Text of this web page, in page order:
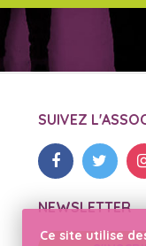
SUIVEZ
NEWSLETTER
Ce site utilise